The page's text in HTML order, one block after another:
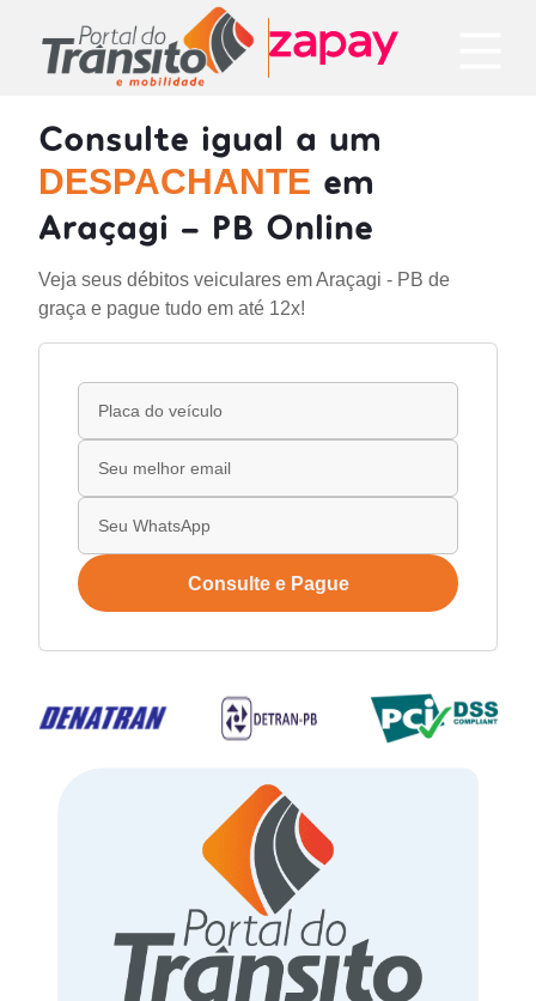
Consulte igual a um
DESPACHANTE em
Araçagi - PB Online
Veja seus débitos veiculares em Araçagi - PB de
graça e pague tudo em até 12x!
Consulte e Pague